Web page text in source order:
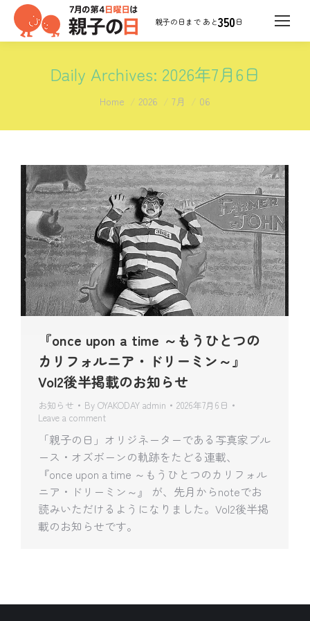
350日
Daily Archives: 2026年7月6日
You are here:
Home 2026 7月 06
『once upon a time ～もうひとつの
カリフォルニア・ドリーミン～』
Vol2後半掲載のお知らせ
お知らせ By OYAKODAY admin
2026年7月6日
Leave a comment
「親子の日」オリジネーターである写真家ブル
ース・オズボーンの軌跡をたどる連載、
『once upon a time ～もうひとつのカリフォル
ニア・ドリーミン～』 が、先月からnoteでお
読みいただけるようになりました。Vol2後半掲
載のお知らせです。